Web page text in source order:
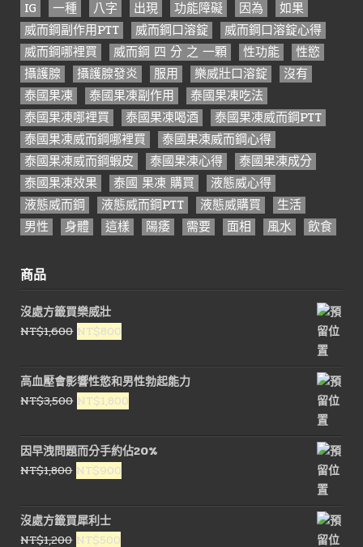
IG 一種 八字 出現 功能障礙 因為
如果
威而鋼副作用PTT
威而鋼口溶錠
威而鋼口溶錠心得
威而鋼哪裡買
威而鋼 四 分 之 一顆 性功能
性慾
攝護腺
攝護腺發炎 服用 樂威壯口溶錠
沒有
泰國果凍
泰國果凍副作用
泰國果凍吃法
泰國果凍哪裡買
泰國果凍喝酒
泰國果凍威而鋼PTT
泰國果凍威而鋼哪裡買
泰國果凍威而鋼心得
泰國果凍威而鋼蝦皮
泰國果凍心得
泰國果凍成分
泰國果凍效果
泰國 果凍 購買
液態威心得
液態威而鋼
液態威而鋼PTT 液態威購買
生活
男性
身體 這樣 陽痿 需要 面相 風水 飲食
商品
沒處方籤買樂威壯
NT$1,600 原
價
格：
NT$1,600。
NT$800
價
格：
NT$800。
高血壓會影響性慾和男性勃起能力
NT$3,500 原
價
格：
NT$3,500。
NT$1,800
價
格：
因早洩問題而分手約佔20%
NT$1,800 原
價
格：
NT$900
價
沒處方籤買犀利士
NT$1,200 原
NT$500